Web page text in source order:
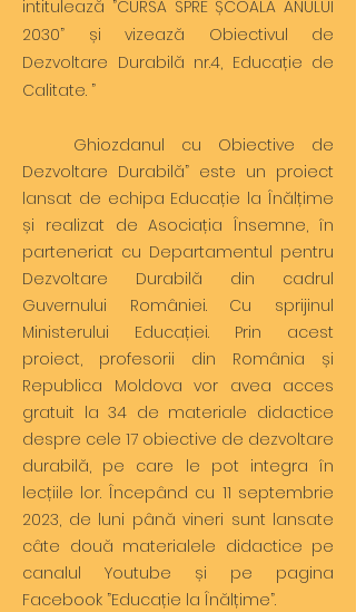
intitulează ”CURSA SPRE ȘCOALA ANULUI
2030” și vizează Obiectivul de
Dezvoltare Durabilă nr.4, Educație de
Calitate. ”
Ghiozdanul cu Obiective de
Dezvoltare Durabilă” este un proiect
lansat de echipa Educație la Înălțime
și realizat de Asociația Însemne, în
parteneriat cu Departamentul pentru
Dezvoltare Durabilă din cadrul
Guvernului României. Cu sprijinul
Ministerului Educației. Prin acest
proiect, profesorii din România și
Republica Moldova vor avea acces
gratuit la 34 de materiale didactice
despre cele 17 obiective de dezvoltare
durabilă, pe care le pot integra în
lecțiile lor. Începând cu 11 septembrie
2023, de luni până vineri sunt lansate
câte două materialele didactice pe
canalul Youtube și pe pagina
Facebook ”Educație la Înălțime”.